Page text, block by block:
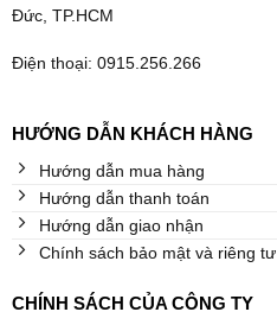
Đức, TP.HCM
Điện thoại: 0915.256.266
HƯỚNG DẪN KHÁCH HÀNG
Hướng dẫn mua hàng
Hướng dẫn thanh toán
Hướng dẫn giao nhận
Chính sách bảo mật và riêng tư
CHÍNH SÁCH CỦA CÔNG TY